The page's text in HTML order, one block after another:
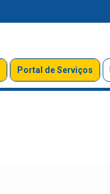
Portal de Serviços